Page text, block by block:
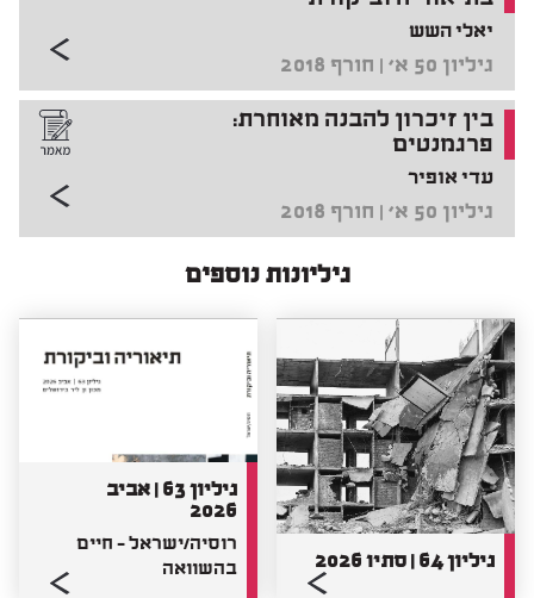
יאלי השש
גיליון 50 א' | חורף 2018
בין זיכרון להבנה מאוחרת:
פרגמנטים
עדי אופיר
גיליון 50 א' | חורף 2018
גיליונות נוספים
גיליון 64 | סתיו 2026
גיליון 63 | אביב
2026
רוסיה/ישראל - חיים
בהשוואה